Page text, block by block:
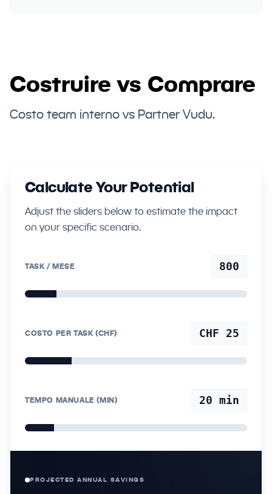
Costruire vs Comprare
Costo team interno vs Partner Vudu.
Calculate Your Potential
Adjust the sliders below to estimate the impact
on your specific scenario.
TASK / MESE 800
COSTO PER TASK (CHF) CHF 25
TEMPO MANUALE (MIN) 20 min
PROJECTED ANNUAL SAVINGS